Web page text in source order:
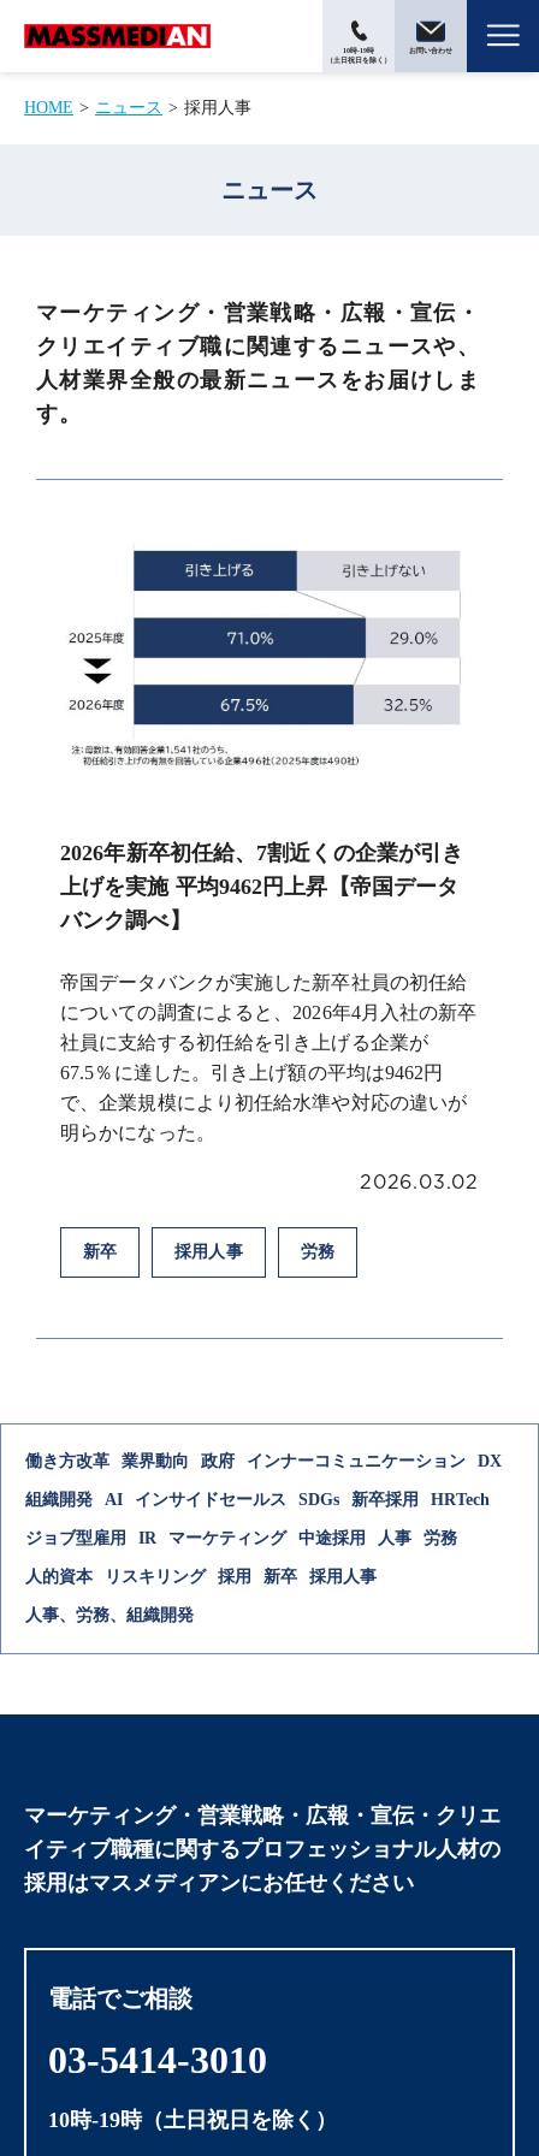
10時-19時
（土日祝日を除く）
お問い合わせ
HOME ニュース 採用人事
ニュース
マーケティング・営業戦略・広報・宣伝・
クリエイティブ職に関連するニュースや、
人材業界全般の最新ニュースをお届けしま
す。
2026年新卒初任給、7割近くの企業が引き
上げを実施 平均9462円上昇【帝国データ
バンク調べ】
帝国データバンクが実施した新卒社員の初任給
についての調査によると、2026年4月入社の新卒
社員に支給する初任給を引き上げる企業が
67.5％に達した。引き上げ額の平均は9462円
で、企業規模により初任給水準や対応の違いが
明らかになった。
2026.03.02
新卒 採用人事 労務
働き方改革 業界動向 政府 インナーコミュニケーション DX
組織開発 AI インサイドセールス SDGs 新卒採用 HRTech
ジョブ型雇用 IR マーケティング 中途採用 人事 労務
人的資本 リスキリング 採用 新卒 採用人事
人事、労務、組織開発
マーケティング・営業戦略・広報・宣伝・クリエ
イティブ職種に関するプロフェッショナル人材の
採用はマスメディアンにお任せください
電話でご相談
03-5414-3010
10時-19時（土日祝日を除く）